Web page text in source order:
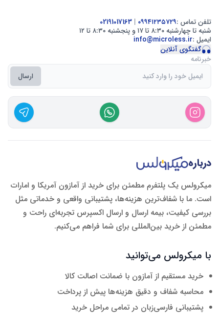
تلفن تماس :۰۹۹۴۱۲۳۵۷۲۹ |
شنبه تا چهارشنبه ۸:۳۰ تا ۱۷ و پنجشنبه ۸:۳۰ تا ۱۲
ایمیل :info@microless.ir
گفتگوی آنلاین
خبرنامه
ارسال
درباره
میکرولس یک پلتفرم مطمئن برای خرید از آمازون آمریکا و امارات
است. ما با شفاف‌ترین هزینه‌ها، پشتیبانی واقعی و خدماتی مثل
بررسی کیفیت، بیمه ارسال و ارسال اکسپرس تجربه‌ای راحت و
مطمئن از خرید بین‌المللی برای شما فراهم می‌کنیم.
با میکرولس می‌توانید
خرید مستقیم از آمازون با ضمانت اصالت کالا
محاسبه شفاف و دقیق هزینه‌ها پیش از پرداخت
پشتیبانی فارسی‌زبان در تمامی مراحل خرید